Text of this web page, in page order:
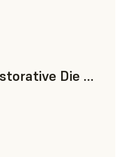
Precision Model Restorative Die Model